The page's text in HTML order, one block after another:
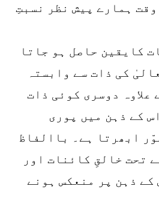
ہمارے پیش نظر نسبتِ
کایقین حاصل ہو جاتا
کی ذات سے وابستہ
علاوہ دوسری کوئی ذات
کے ذہن میں پوری
ابھرتا ہے۔ باالفاظ
تحت خالقِ کائنات اور
کے ذہن پر منعکس ہونے